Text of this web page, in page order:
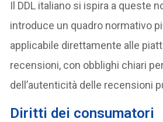
Il DDL italiano si ispira a queste
introduce un quadro normativo
applicabile direttamente alle
recensioni, con obblighi chiari
dell’autenticità delle recensioni
Diritti dei consumatori